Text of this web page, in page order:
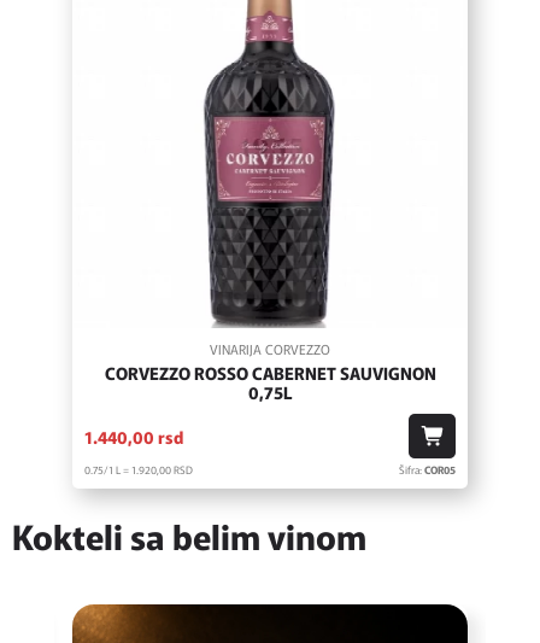
VINARIJA CORVEZZO
CORVEZZO ROSSO CABERNET SAUVIGNON
0,75L
1.440,00 rsd
0.75/1 L = 1.920,00RSD Šifra:COR05
Kokteli sa belim vinom